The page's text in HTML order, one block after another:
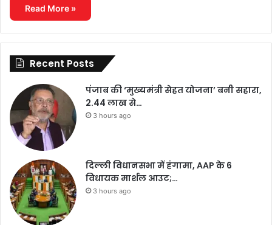
Read More »
Recent Posts
पंजाब की ‘मुख्यमंत्री सेहत योजना’ बनी सहारा,
2.44 लाख से…
3 hours ago
दिल्ली विधानसभा में हंगामा, AAP के 6
विधायक मार्शल आउट;…
3 hours ago